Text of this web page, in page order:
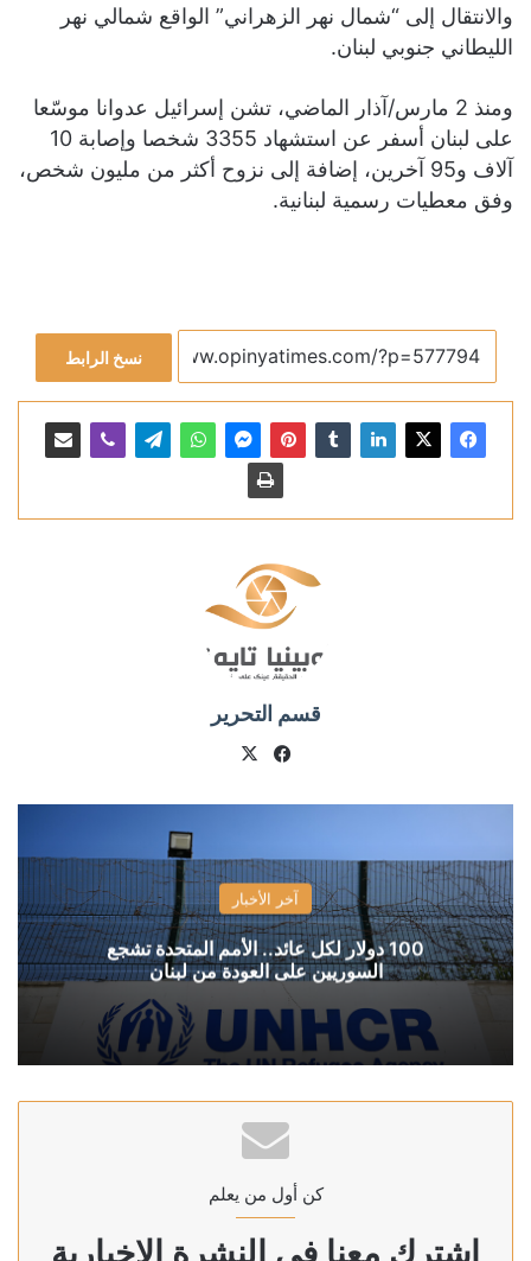
والانتقال إلى “شمال نهر الزهراني” الواقع شمالي نهر
الليطاني جنوبي لبنان.
ومنذ 2 مارس/آذار الماضي، تشن إسرائيل عدوانا موسّعا
على لبنان أسفر عن استشهاد 3355 شخصا وإصابة 10
آلاف و95 آخرين، إضافة إلى نزوح أكثر من مليون شخص،
وفق معطيات رسمية لبنانية.
نسخ الرابط
قسم التحرير
فيسبوك
آخر الأخبار
100 دولار لكل عائد.. الأمم المتحدة تشجع
السوريين على العودة من لبنان
كن أول من يعلم
إشترك معنا في النشرة الإخبارية